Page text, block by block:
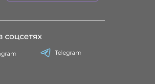
соцсетях
Telegram